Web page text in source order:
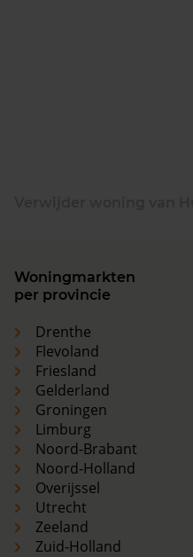
Woningmarkten
per provincie
Drenthe
Flevoland
Friesland
Gelderland
Groningen
Limburg
Noord-Brabant
Noord-Holland
Overijssel
Utrecht
Zeeland
Zuid-Holland